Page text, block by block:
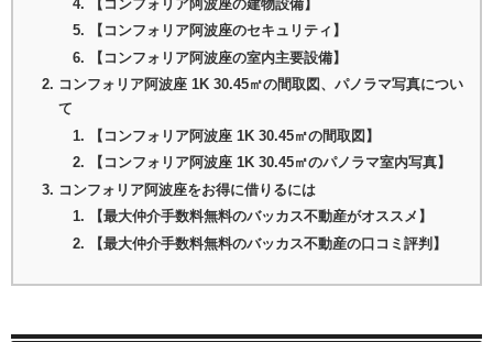
【コンフォリア阿波座の建物設備】
【コンフォリア阿波座のセキュリティ】
【コンフォリア阿波座の室内主要設備】
コンフォリア阿波座 1K 30.45㎡の間取図、パノラマ写真につい
て
【コンフォリア阿波座 1K 30.45㎡の間取図】
【コンフォリア阿波座 1K 30.45㎡のパノラマ室内写真】
コンフォリア阿波座をお得に借りるには
【最大仲介手数料無料のバッカス不動産がオススメ】
【最大仲介手数料無料のバッカス不動産の口コミ評判】